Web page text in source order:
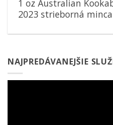
1 oz Australian
2023 strieborná minca
NAJPREDÁVANEJŠIE